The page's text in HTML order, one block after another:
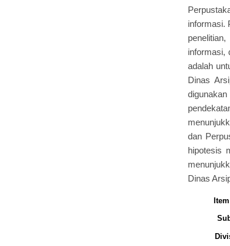
informasi.
informasi,
adalah
Dinas
dan
hipotesis
Dinas